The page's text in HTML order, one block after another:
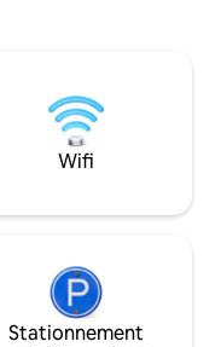
Véritable coup de cœur !
parapluie.
Wifi
Stationnement